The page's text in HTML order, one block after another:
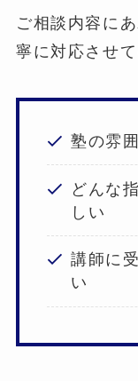
ご相談内容に
寧に対応させ
塾の雰
どんな
しい
講師に
い